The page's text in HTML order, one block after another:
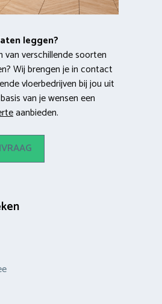
leggen?
van verschillende soorten
Wij brengen je in contact
vloerbedrijven bij jou uit
van je wensen een
aanbieden.